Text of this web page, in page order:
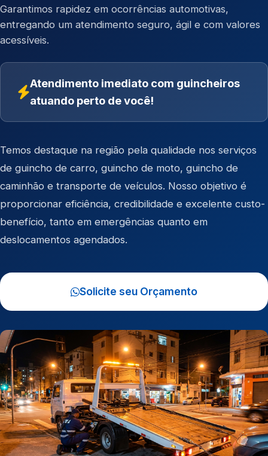
Garantimos rapidez em ocorrências automotivas,
entregando um atendimento seguro, ágil e com valores
acessíveis.
Atendimento imediato com guincheiros
atuando perto de você!
Temos destaque na região pela qualidade nos serviços
de guincho de carro, guincho de moto, guincho de
caminhão e transporte de veículos. Nosso objetivo é
proporcionar eficiência, credibilidade e excelente custo-
benefício, tanto em emergências quanto em
deslocamentos agendados.
Solicite seu Orçamento